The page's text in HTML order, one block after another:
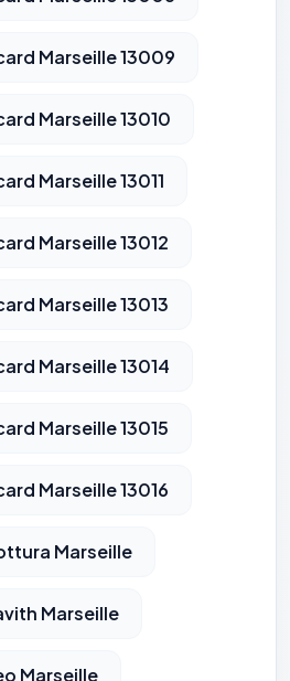
Marseille 13009
Marseille 13010
Marseille 13011
Marseille 13012
Marseille 13013
Marseille 13014
Marseille 13015
Marseille 13016
Marseille
Marseille
Marseille